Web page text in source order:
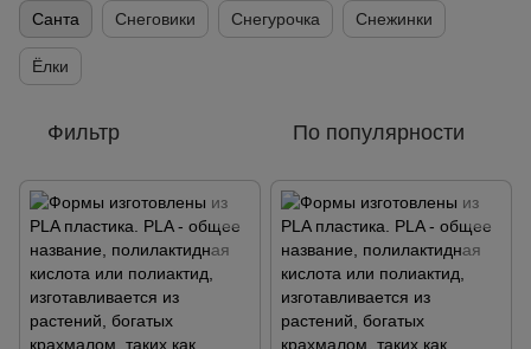
Санта Снеговики Снегурочка Снежинки
Ёлки
Фильтр По популярности